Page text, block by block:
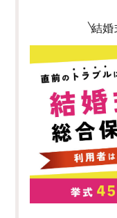
結婚